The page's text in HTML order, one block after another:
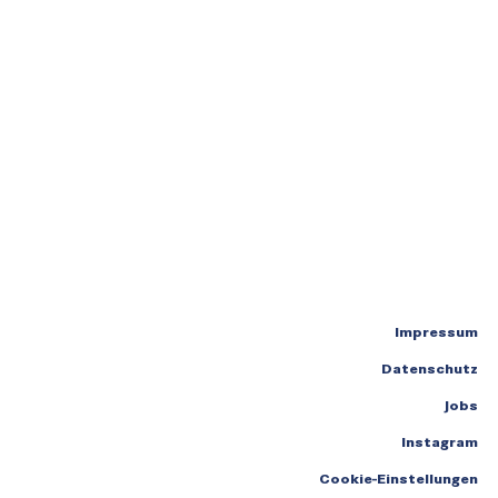
Impressum
Datenschutz
Jobs
Instagram
Cookie-Einstellungen